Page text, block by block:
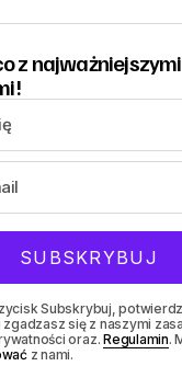
z najważniejszymi
Subskrybuj,
zgadzasz się z naszymi
oraz.Regulamin.
z nami.